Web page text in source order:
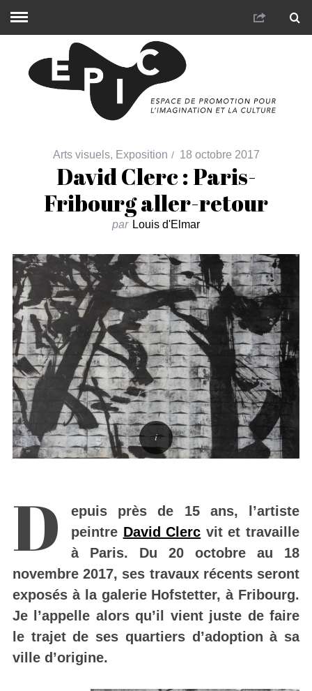
Arts visuels, Exposition 18 octobre 2017
David Clerc : Paris-
Fribourg aller-retour
par Louis d'Elmar
D
epuis près de 15 ans, l’artiste
peintre David Clerc vit et travaille
à Paris. Du 20 octobre au 18
novembre 2017, ses travaux récents seront
exposés à la galerie Hofstetter, à Fribourg.
Je l’appelle alors qu’il vient juste de faire
le trajet de ses quartiers d’adoption à sa
ville d’origine.